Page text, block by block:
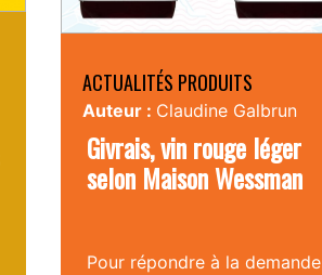
ACTUALITÉS PRODUITS
Auteur : Claudine Galbrun
Givrais, vin rouge léger
selon Maison Wessman
Pour répondre à la demande